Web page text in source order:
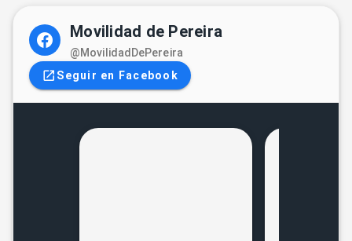
Movilidad de Pereira
@MovilidadDePereira
Seguir en Facebook